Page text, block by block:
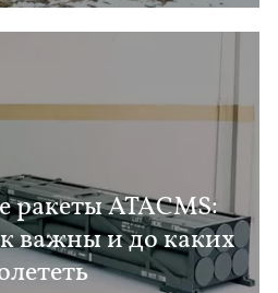
ATACMS:
важны и до каких